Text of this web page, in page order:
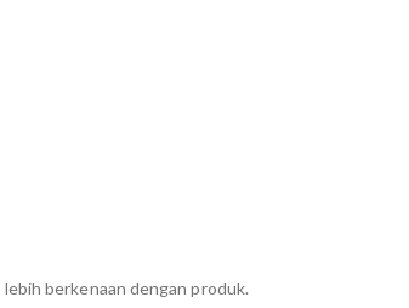
berkenaan dengan produk.